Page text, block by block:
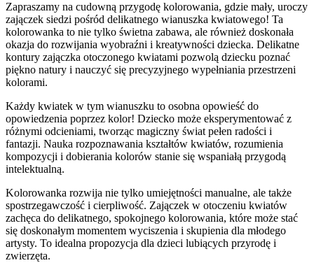
Zapraszamy na cudowną przygodę kolorowania, gdzie mały, uroczy
zajączek siedzi pośród delikatnego wianuszka kwiatowego! Ta
kolorowanka to nie tylko świetna zabawa, ale również doskonała
okazja do rozwijania wyobraźni i kreatywności dziecka. Delikatne
kontury zajączka otoczonego kwiatami pozwolą dziecku poznać
piękno natury i nauczyć się precyzyjnego wypełniania przestrzeni
kolorami.
Każdy kwiatek w tym wianuszku to osobna opowieść do
opowiedzenia poprzez kolor! Dziecko może eksperymentować z
różnymi odcieniami, tworząc magiczny świat pełen radości i
fantazji. Nauka rozpoznawania kształtów kwiatów, rozumienia
kompozycji i dobierania kolorów stanie się wspaniałą przygodą
intelektualną.
Kolorowanka rozwija nie tylko umiejętności manualne, ale także
spostrzegawczość i cierpliwość. Zajączek w otoczeniu kwiatów
zachęca do delikatnego, spokojnego kolorowania, które może stać
się doskonałym momentem wyciszenia i skupienia dla młodego
artysty. To idealna propozycja dla dzieci lubiących przyrodę i
zwierzęta.